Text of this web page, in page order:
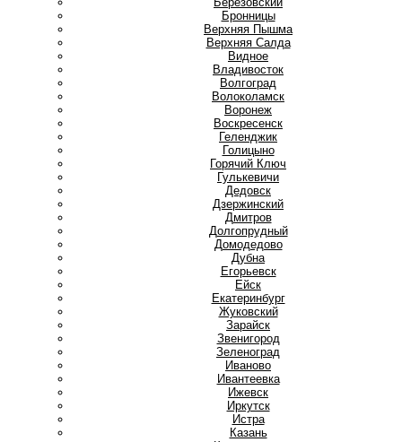
Бронницы
Верхняя Пышма
Верхняя Салда
Видное
Владивосток
Волгоград
Волоколамск
Воронеж
Воскресенск
Геленджик
Голицыно
Горячий Ключ
Гулькевичи
Дедовск
Дзержинский
Дмитров
Долгопрудный
Домодедово
Дубна
Егорьевск
Ейск
Екатеринбург
Жуковский
Зарайск
Звенигород
Зеленоград
Иваново
Ивантеевка
Ижевск
Иркутск
Истра
Казань